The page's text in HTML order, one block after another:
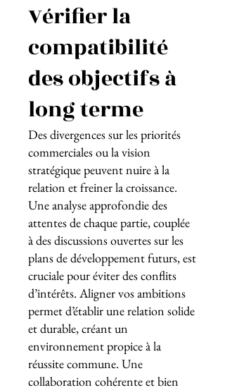
Vérifier la
compatibilité
des objectifs à
long terme
Des divergences sur les priorités
commerciales ou la vision
stratégique peuvent nuire à la
relation et freiner la croissance.
Une analyse approfondie des
attentes de chaque partie, couplée
à des discussions ouvertes sur les
plans de développement futurs, est
cruciale pour éviter des conflits
d’intérêts. Aligner vos ambitions
permet d’établir une relation solide
et durable, créant un
environnement propice à la
réussite commune. Une
collaboration cohérente et bien